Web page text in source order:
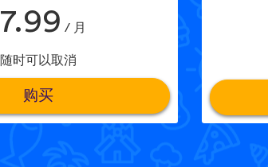
7.99 / 月
随时可以取消
购买